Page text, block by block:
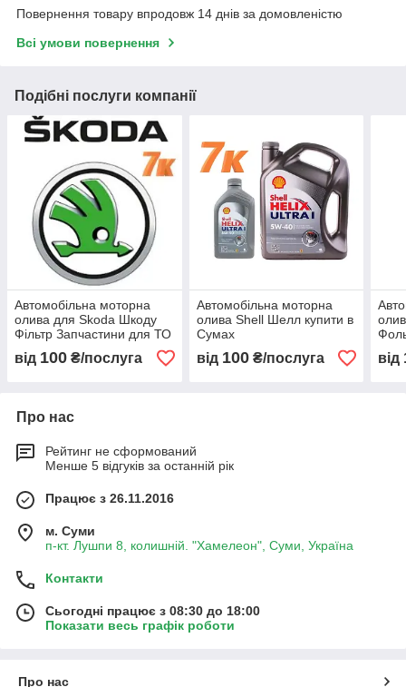
Повернення товару впродовж 14 днів за домовленістю
Всі умови повернення
Подібні послуги компанії
Автомобільна моторна
олива для Skoda Шкоду
Фільтр Запчастини для ТО
купити Суми
від 100 ₴/послуга
Автомобільна моторна
олива Shell Шелл купити в
Сумах
від 100₴/послуга від
Про нас
Рейтинг не сформований
Менше 5 відгуків за останній рік
Працює з 26.11.2016
м. Суми
п-кт. Лушпи 8, колишній. "Хамелеон", Суми, Україна
Контакти
Сьогодні працює з 08:30 до 18:00
Показати весь графік роботи
Про нас